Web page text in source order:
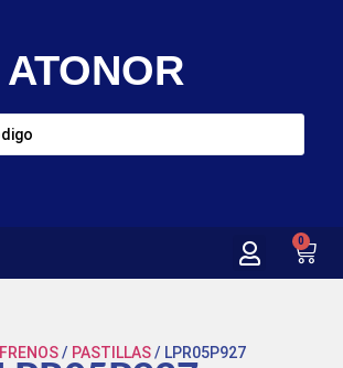
ATONOR
0
FRENOS/ PASTILLAS/ LPR05P927